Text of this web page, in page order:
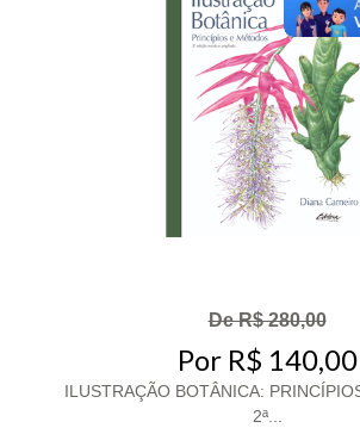
De R$ 280,00
Por R$ 140,00
ILUSTRAÇÃO BOTÂNICA:
2ª...